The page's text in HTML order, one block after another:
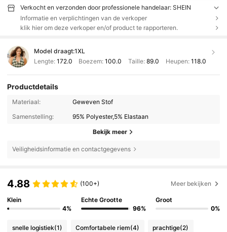
Verkocht en verzonden door professionele handelaar: SHEIN
Informatie en verplichtingen van de verkoper
klik hier om deze verkoper en/of product te rapporteren.
Model draagt:1XL
Lengte: 172.0 Boezem:100.0 Taille: 89.0 Heupen: 118.0
Productdetails
Materiaal:
Geweven Stof
Samenstelling:
95% Polyester,5% Elastaan
Bekijk meer
Veiligheidsinformatie en contactgegevens
4.88 (100+) Meer bekijken
Klein
4%
Echte Grootte
96%
Groot
0%
snelle logistiek(1) Comfortabele riem(4) prachtige(2)